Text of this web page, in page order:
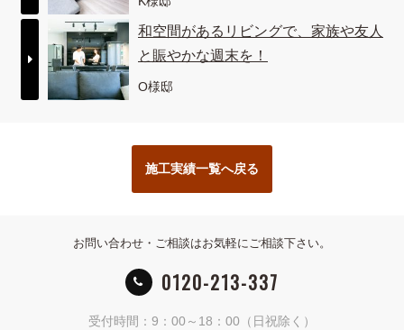
和空間があるリビングで、家族や友人
と賑やかな週末を！
O様邸
施工実績一覧へ戻る
お問い合わせ・ご相談はお気軽にご相談下さい。
0120-213-337
受付時間：9：00～18：00（日祝除く）